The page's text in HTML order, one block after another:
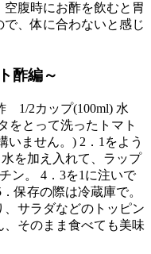
腹時にお酢を飲むと胃
、体に合わないと感じ
酢編～
1/2カップ(100ml) 水
をとって洗ったトマト
いません。) 2．1をよう
を加え入れて、ラップ
ン。 4．3を1に注いで
保存の際は冷蔵庫で。
サラダなどのトッピン
そのまま食べても美味